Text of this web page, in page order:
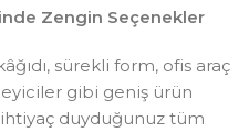
Zengin Seçenekler
sürekli form, ofis araç
gibi geniş ürün
duyduğunuz tüm